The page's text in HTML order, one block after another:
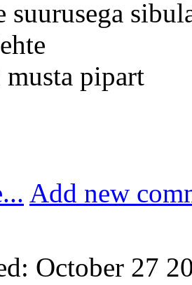
suurusega
pipart
Add new
October 27